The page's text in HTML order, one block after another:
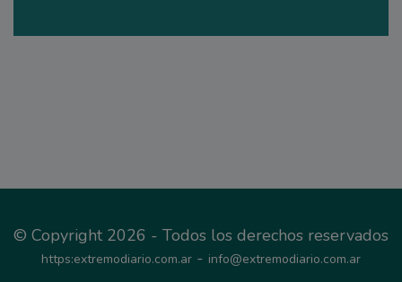
© Copyright 2026 - Todos los derechos reservados
https:extremodiario.com.ar - info@extremodiario.com.ar